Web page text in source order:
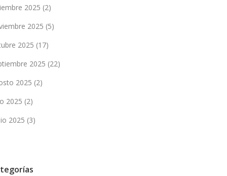
2025 (2)
2025 (5)
2025 (17)
2025 (22)
2025 (2)
2025 (2)
2025 (3)